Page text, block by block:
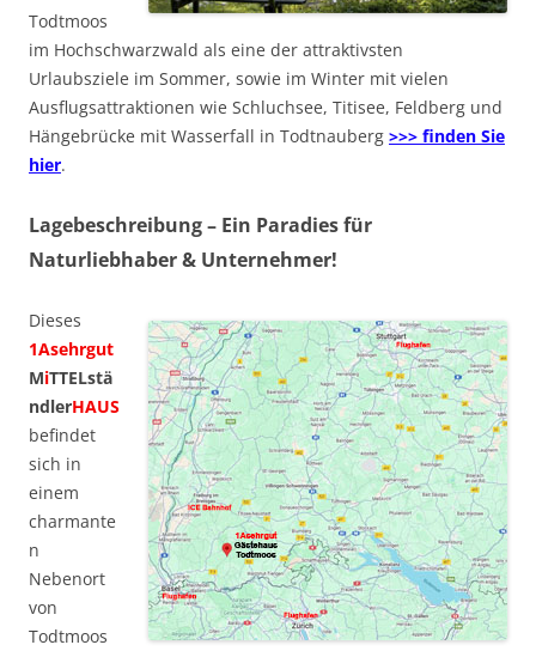
Todtmoos
im Hochschwarzwald als eine der attraktivsten
Urlaubsziele im Sommer, sowie im Winter mit vielen
Ausflugsattraktionen wie Schluchsee, Titisee, Feldberg und
Hängebrücke mit Wasserfall in Todtnauberg >>> finden Sie
hier.
Lagebeschreibung – Ein Paradies für
Naturliebhaber & Unternehmer!
Dieses
1Asehrgut
MiTTELstä
ndlerHAUS
befindet
sich in
einem
charmante
n
Nebenort
von
Todtmoos